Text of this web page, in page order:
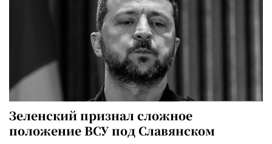
Зеленский признал сложное
положение ВСУ под Славянском